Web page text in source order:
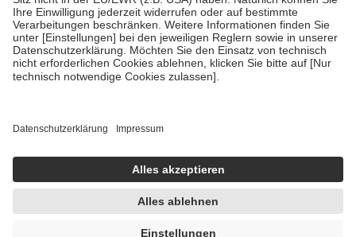
fallenkeine Zuzahlungenan bei:
• Kindern und Jugendlichen bis zum vollendeten 18. Lebensjahr
mit Ausnahme der Fahrkosten
• Untersuchungen zur Vorsorge und Früherkennung, die von der
GKV getragen werden
Einholung von Bewertungen. Trusted Shops hat Maßnahmen
getroffen, um sicherzustellen, dass es sich um echte Bewertungen
handelt. Mehr Informationen findest du hier:
https://help.etrusted.com/hc/de/articles/4419944605341